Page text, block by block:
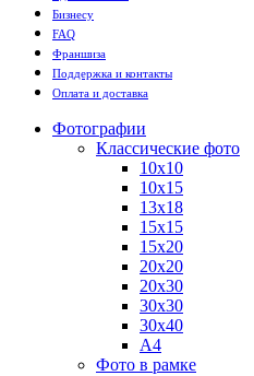
Бизнесу
FAQ
Франшиза
Поддержка и контакты
Оплата и доставка
Фотографии
Классические фото
10х10
10х15
13х18
15х15
15х20
20х20
20х30
30х30
30х40
А4
Фото в рамке